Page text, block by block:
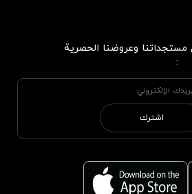
وعروضنا الحصرية
:
اشترك